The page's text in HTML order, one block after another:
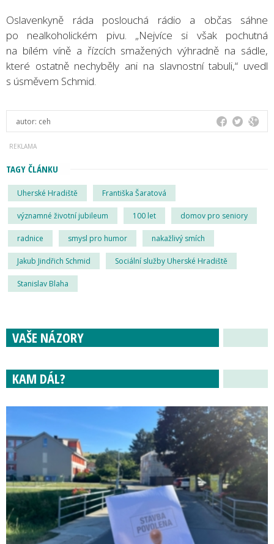
Oslavenkyně ráda poslouchá rádio a občas sáhne
po nealkoholickém pivu. „Nejvíce si však pochutná
na bílém víně a řízcích smažených výhradně na sádle,
které ostatně nechyběly ani na slavnostní tabuli,“ uvedl
s úsměvem Schmid.
autor: ceh
TAGY ČLÁNKU
Uherské Hradiště Františka Šaratová
významné životní jubileum 100 let domov pro seniory
radnice smysl pro humor nakažlivý smích
Jakub Jindřich Schmid Sociální služby Uherské Hradiště
Stanislav Blaha
VAŠE NÁZORY
KAM DÁL?